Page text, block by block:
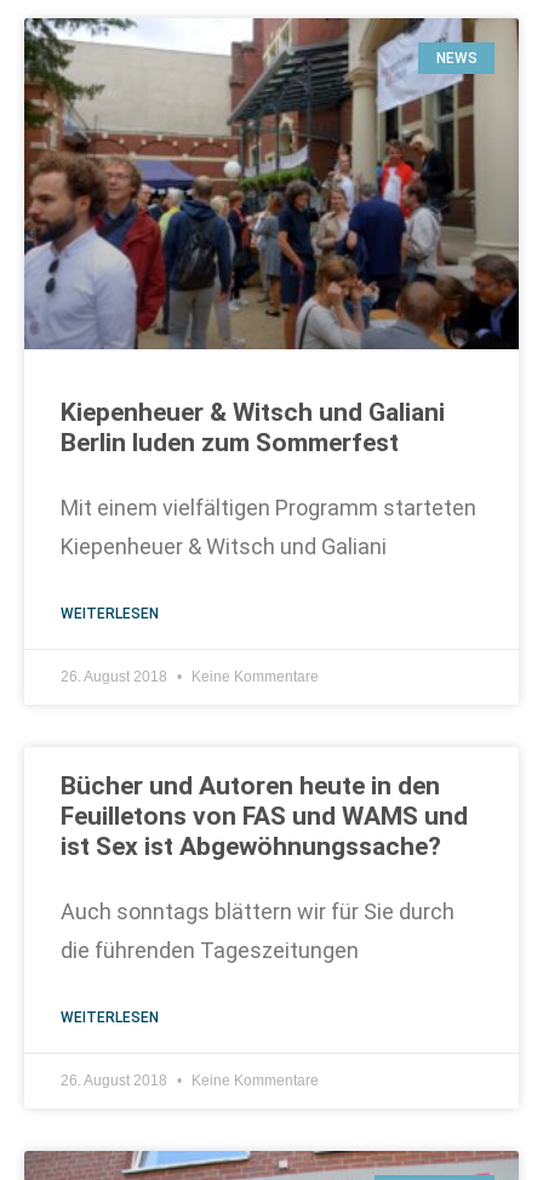
NEWS
Kiepenheuer & Witsch und Galiani
Berlin luden zum Sommerfest
Mit einem vielfältigen Programm starteten
Kiepenheuer & Witsch und Galiani
WEITERLESEN
26. August 2018 Keine Kommentare
Bücher und Autoren heute in den
Feuilletons von FAS und WAMS und
ist Sex ist Abgewöhnungssache?
Auch sonntags blättern wir für Sie durch
die führenden Tageszeitungen
WEITERLESEN
26. August 2018 Keine Kommentare